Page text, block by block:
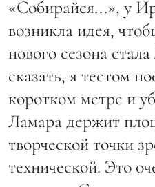
«Собирайся...», у
возникла идея,
нового сезона
сказать, я тестом
коротком метре и
Ламара держит
творческой точки
технической. Это